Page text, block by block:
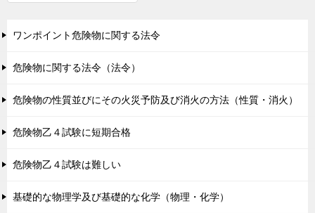
ワンポイント危険物に関する法令
危険物に関する法令（法令）
危険物の性質並びにその火災予防及び消火の方法（性質・消火）
危険物乙４試験に短期合格
危険物乙４試験は難しい
基礎的な物理学及び基礎的な化学（物理・化学）